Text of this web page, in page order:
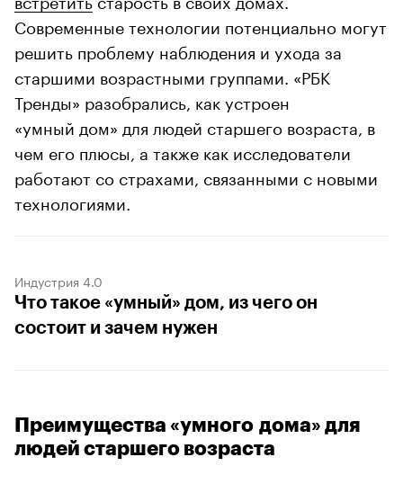
Современные технологии потенциально могут
решить проблему наблюдения и ухода за
старшими возрастными группами. «РБК
Тренды» разобрались, как устроен
«умный дом» для людей старшего возраста, в
чем его плюсы, а также как исследователи
работают со страхами, связанными с новыми
технологиями.
Индустрия 4.0
Что такое «умный» дом, из чего он
состоит и зачем нужен
Преимущества «умного дома» для
людей старшего возраста